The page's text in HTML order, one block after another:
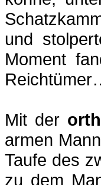
und
Moment
Mit der
armen
Taufe des
zu dem